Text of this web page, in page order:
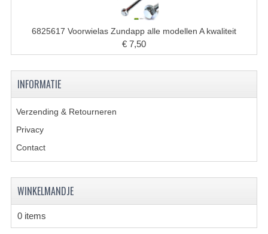
KRUKASSEN
LAGERS EN KEERRINGEN
KEERRINGSETS
PUNTEN ONTSTEKING
PAKKINGEN
PEDALEN
6825617 Voorwielas Zundapp alle modellen A kwaliteit
€ 7,50
INFORMATIE
Verzending & Retourneren
Privacy
Contact
WINKELMANDJE
0 items